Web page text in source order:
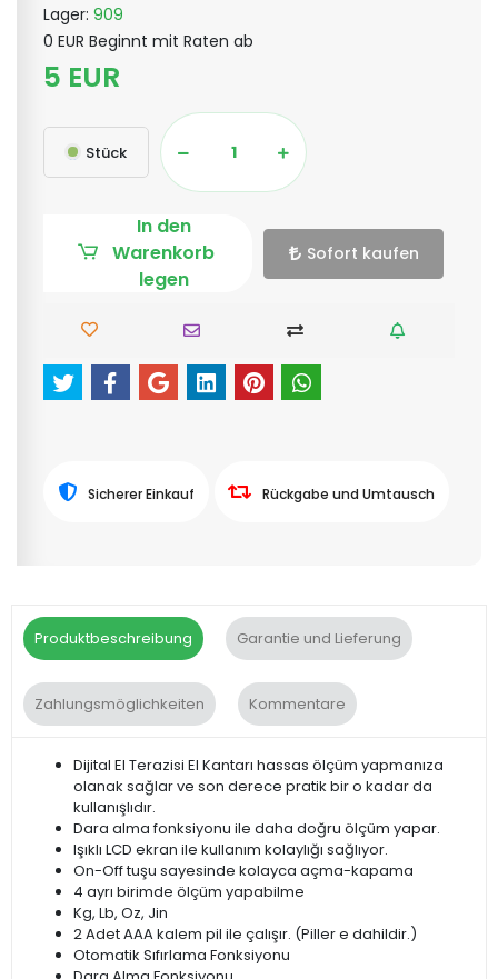
Lager: 909
0 EUR Beginnt mit Raten ab
5 EUR
Stück
In den
Warenkorb
legen
Sofort kaufen
Sicherer Einkauf Rückgabe und Umtausch
Produktbeschreibung Garantie und Lieferung
Zahlungsmöglichkeiten Kommentare
Dijital El Terazisi El Kantarı hassas ölçüm yapmanıza
olanak sağlar ve son derece pratik bir o kadar da
kullanışlıdır.
Dara alma fonksiyonu ile daha doğru ölçüm yapar.
Işıklı LCD ekran ile kullanım kolaylığı sağlıyor.
On-Off tuşu sayesinde kolayca açma-kapama
4 ayrı birimde ölçüm yapabilme
Kg, Lb, Oz, Jin
2 Adet AAA kalem pil ile çalışır. (Piller e dahildir.)
Otomatik Sıfırlama Fonksiyonu